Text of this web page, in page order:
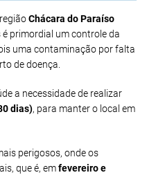
Chácara do Paraíso
primordial um controle da
uma contaminação por falta
de doença.
a necessidade de realizar
dias), para manter o local em
perigosos, onde os
que é, emfevereiro e